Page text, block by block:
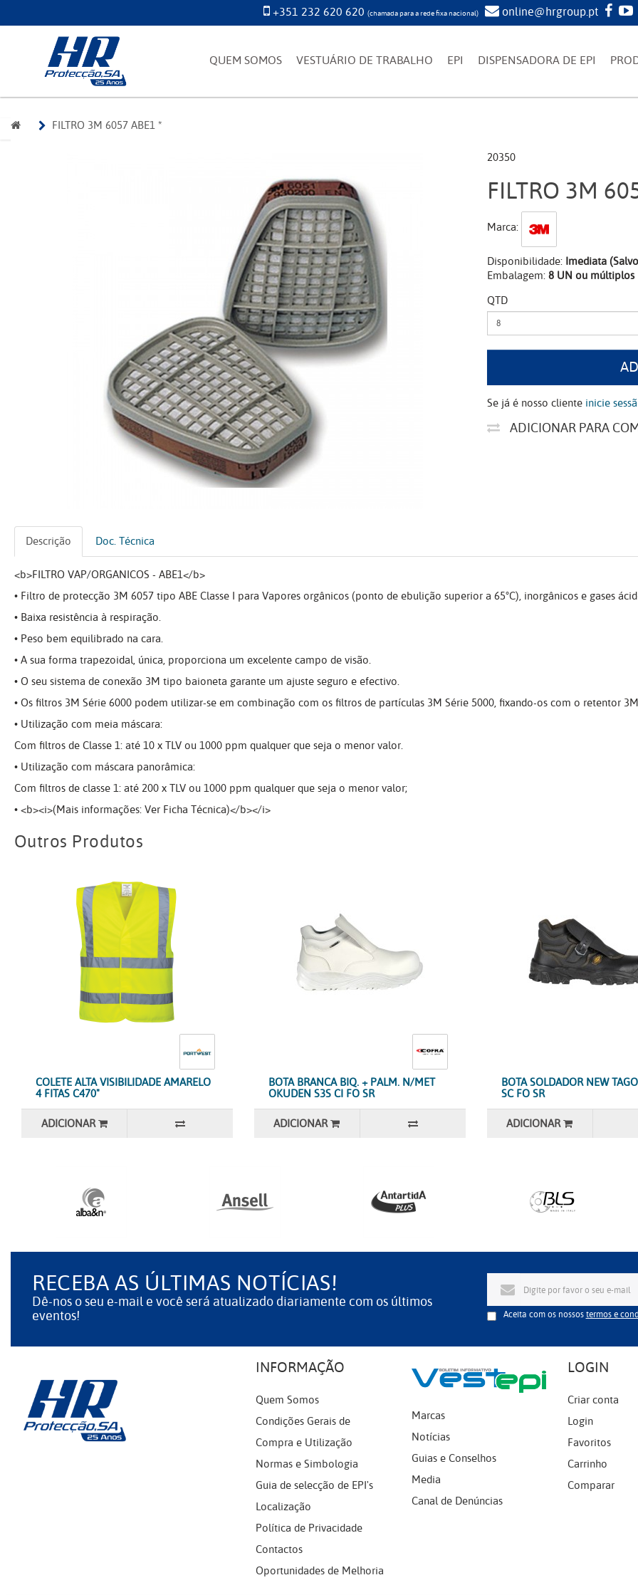
+351 232 620 620 (chamada para a rede fixa nacional) online@hrgroup.pt
QUEM SOMOS VESTUÁRIO DE TRABALHO EPI DISPENSADORA DE EPI
FILTRO 3M 6057 ABE1 *
20350
FILTRO 3M
Marca:
Disponibilidade: Imediata
Embalagem:8 UN ou múltiplos
QTD
Se já é nosso cliente inicie
ADICIONAR PARA
Descrição Doc. Técnica
<b>FILTRO VAP/ORGANICOS - ABE1</b>
• Filtro de protecção 3M 6057 tipo ABE Classe I para Vapores orgânicos (ponto de ebulição superior a 65°C), inorgânicos e gases
• Baixa resistência à respiração.
• Peso bem equilibrado na cara.
• A sua forma trapezoidal, única, proporciona um excelente campo de visão.
• O seu sistema de conexão 3M tipo baioneta garante um ajuste seguro e efectivo.
• Os filtros 3M Série 6000 podem utilizar-se em combinação com os filtros de partículas 3M Série 5000, fixando-os com o retentor
• Utilização com meia máscara:
Com filtros de Classe 1: até 10 x TLV ou 1000 ppm qualquer que seja o menor valor.
• Utilização com máscara panorâmica:
Com filtros de classe 1: até 200 x TLV ou 1000 ppm qualquer que seja o menor valor;
• <b><i>(Mais informações: Ver Ficha Técnica)</b></i>
Outros Produtos
COLETE ALTA VISIBILIDADE AMARELO
4 FITAS C470"
ADICIONAR
BOTA BRANCA BIQ. + PALM. N/MET
OKUDEN S3S CI FO SR
ADICIONAR
BOTA SOLDADOR NEW
SC FO SR
ADICIONAR
RECEBA AS ÚLTIMAS NOTÍCIAS!
Dê-nos o seu e-mail e você será atualizado diariamente com os últimos
eventos! Aceita com os nossostermos e
INFORMAÇÃO
Quem Somos
Condições Gerais de
Compra e Utilização
Normas e Simbologia
Guia de selecção de EPI's
Localização
Política de Privacidade
Contactos
Oportunidades de Melhoria
Marcas
Notícias
Guias e Conselhos
Media
Canal de Denúncias
LOGIN
Criar conta
Login
Favoritos
Carrinho
Comparar